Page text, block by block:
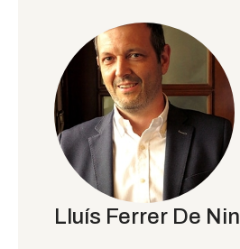
Lluís Ferrer De Nin